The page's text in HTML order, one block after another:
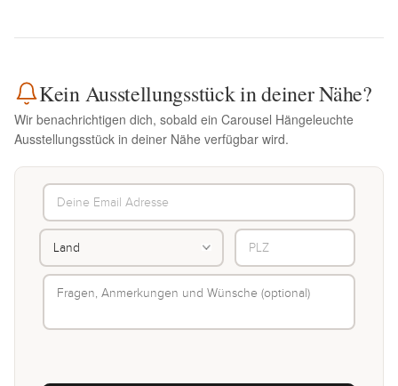
Kein Ausstellungsstück in deiner Nähe?
Wir benachrichtigen dich, sobald ein Carousel Hängeleuchte
Ausstellungsstück in deiner Nähe verfügbar wird.